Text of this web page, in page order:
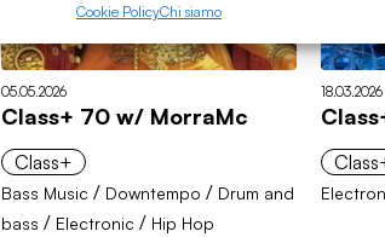
Cookie PolicyChi siamo
05.05.2026
Class+ 70 w/ MorraMc
Class+
Bass Music / Downtempo / Drum and
bass / Electronic / Hip Hop
18.03.2026